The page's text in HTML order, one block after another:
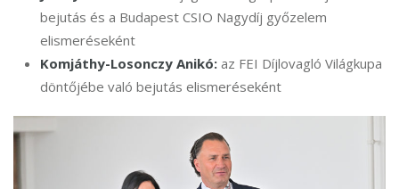
bejutás és a Budapest CSIO Nagydíj győzelem
elismeréseként
Komjáthy-Losonczy Anikó: az FEI Díjlovagló Világkupa
döntőjébe való bejutás elismeréseként